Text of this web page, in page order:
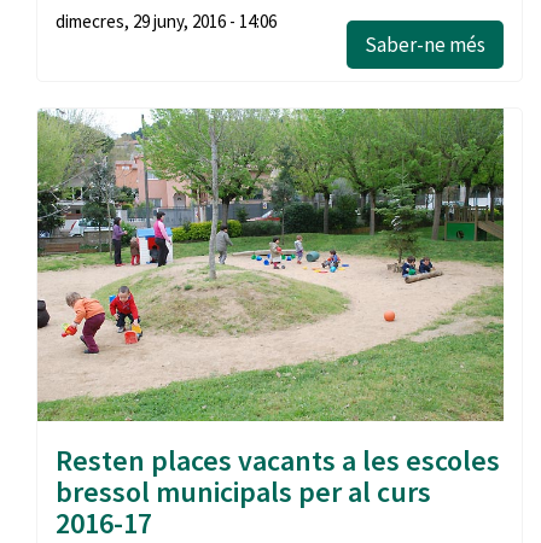
dimecres, 29 juny, 2016 - 14:06
Saber-ne més
Resten places vacants a les escoles
bressol municipals per al curs
2016-17